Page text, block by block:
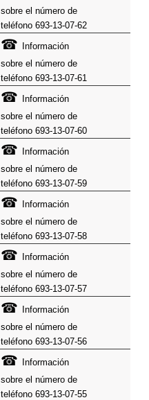
sobre el número de
teléfono 693-13-07-62
☎
Información
sobre el número de
teléfono 693-13-07-61
☎
Información
sobre el número de
teléfono 693-13-07-60
☎
Información
sobre el número de
teléfono 693-13-07-59
☎
Información
sobre el número de
teléfono 693-13-07-58
☎
Información
sobre el número de
teléfono 693-13-07-57
☎
Información
sobre el número de
teléfono 693-13-07-56
☎
Información
sobre el número de
teléfono 693-13-07-55